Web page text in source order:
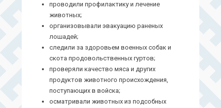
проводили профилактику и лечение
животных;
организовывали эвакуацию раненых
лошадей;
следили за здоровьем военных собак и
скота продовольственных гуртов;
проверяли качество мяса и других
продуктов животного происхождения,
поступающих в войска;
осматривали животных из подсобных